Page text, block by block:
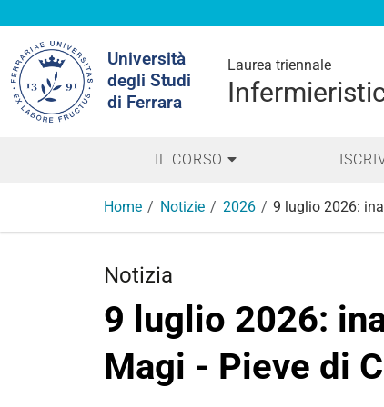
Università
degli Studi
di Ferrara
Laurea triennale
nel
sito
IL CORSO
Home Notizie 2026 9 luglio 2026:
Notizia
9 luglio 2026:
Magi - Pieve di